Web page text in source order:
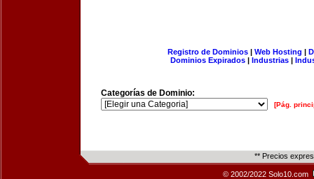
Registro de Dominios| Web Hosting |
Dominios Expirados | Industrias |
Categorías de Dominio:
[Pág.
** Precios
© 2002/2022 Solo10.com